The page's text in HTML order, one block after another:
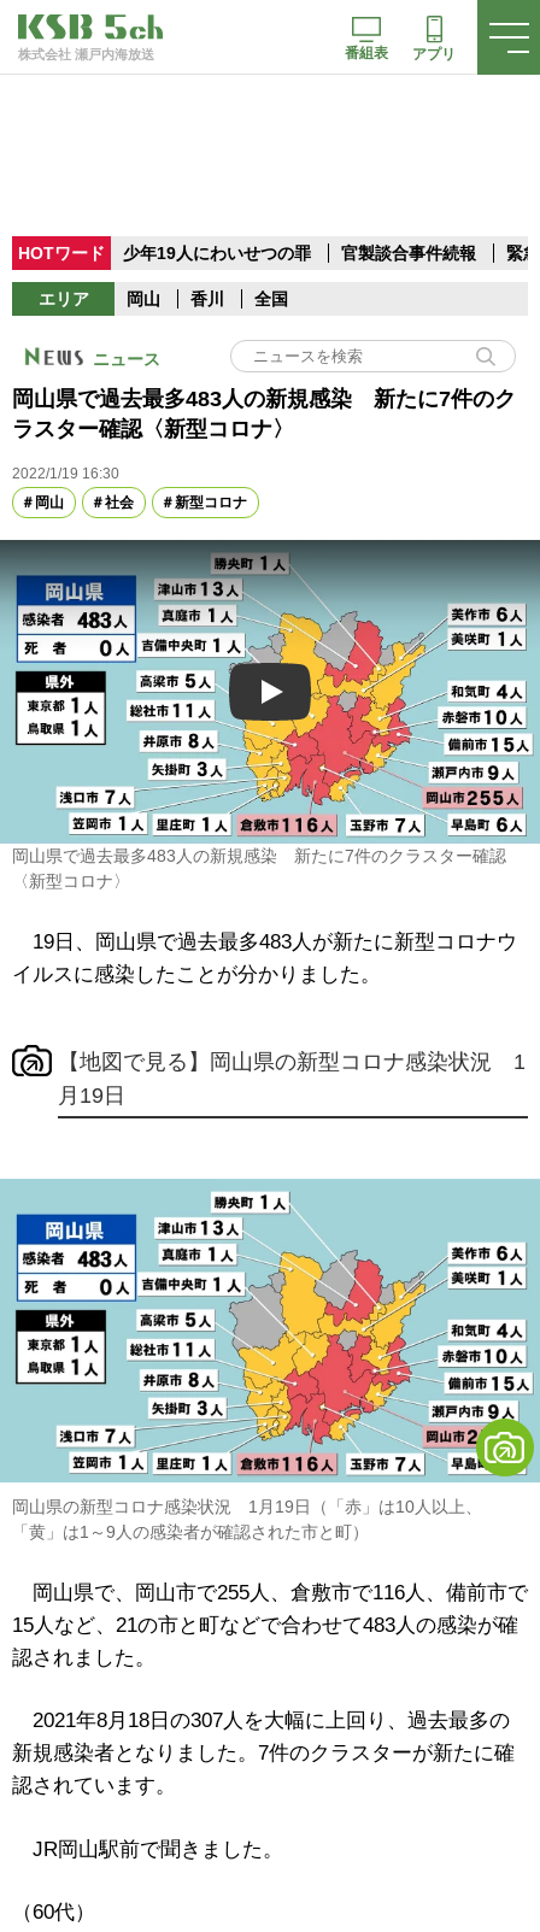
株式会社 瀬戸内海放送 番組表 アプリ
HOTワード 少年19人にわいせつの罪 官製談合事件続報 緊
エリア 岡山 香川 全国
ニュース
岡山県で過去最多483人の新規感染 新たに7件のク
ラスター確認〈新型コロナ〉
2022/1/19 16:30
岡山
社会 新型コロナ
Play
岡山県で過去最多483人の新規感染 新たに7件のクラスター確認
〈新型コロナ〉
19日、岡山県で過去最多483人が新たに新型コロナウ
イルスに感染したことが分かりました。
【地図で見る】岡山県の新型コロナ感染状況 1
月19日
岡山県の新型コロナ感染状況 1月19日（「赤」は10人以上、
「黄」は1～9人の感染者が確認された市と町）
岡山県で、岡山市で255人、倉敷市で116人、備前市で
15人など、21の市と町などで合わせて483人の感染が確
認されました。
2021年8月18日の307人を大幅に上回り、過去最多の
新規感染者となりました。7件のクラスターが新たに確
認されています。
JR岡山駅前で聞きました。
（60代）